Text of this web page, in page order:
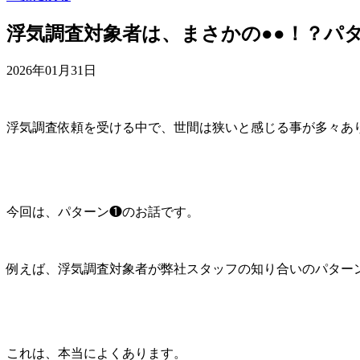
浮気調査対象者は、まさかの●●！？パ
2026年01月31日
浮気調査依頼を受ける中で、世間は狭いと感じる事が多々あ
今回は、パターン❶のお話です。
例えば、浮気調査対象者が弊社スタッフの知り合いのパター
これは、本当によくあります。